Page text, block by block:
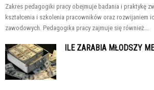
Zakres pedagogiki pracy obejmuje badania i praktykę
kształcenia i szkolenia pracowników oraz rozwijaniem
zawodowych. Pedagogika pracy zajmuje się również...
ILE ZARABIA MŁODSZY